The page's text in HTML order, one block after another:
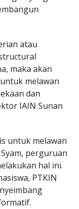
atau
maka akan
melawan
dan
IAIN Sunan
untuk melawan
perguruan
hal ini.
PTKIN